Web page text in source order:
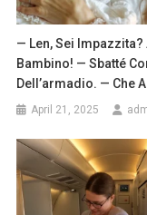
— Len, Sei
Bambino! — Sbatté
Dell’armadio. — Che
April 21, 2025